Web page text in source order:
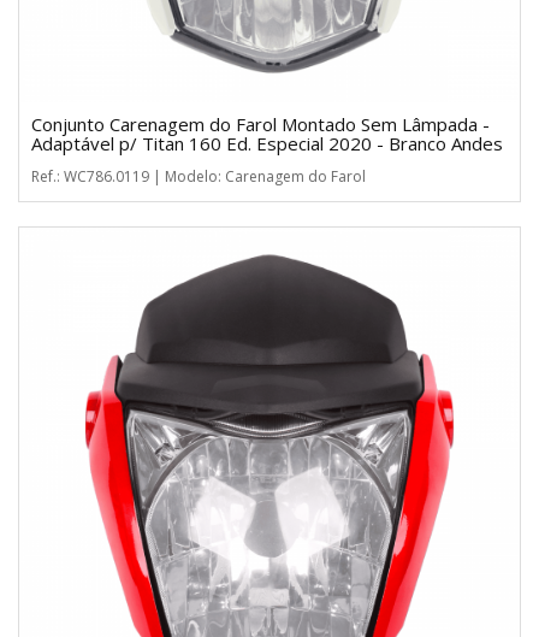
Conjunto Carenagem do Farol Montado Sem Lâmpada -
Adaptável p/ Titan 160 Ed. Especial 2020 - Branco Andes
Ref.: WC786.0119 | Modelo: Carenagem do Farol